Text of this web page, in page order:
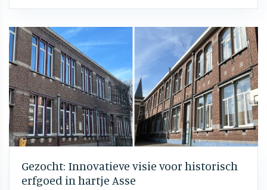
Gezocht: Innovatieve visie voor historisch
erfgoed in hartje Asse